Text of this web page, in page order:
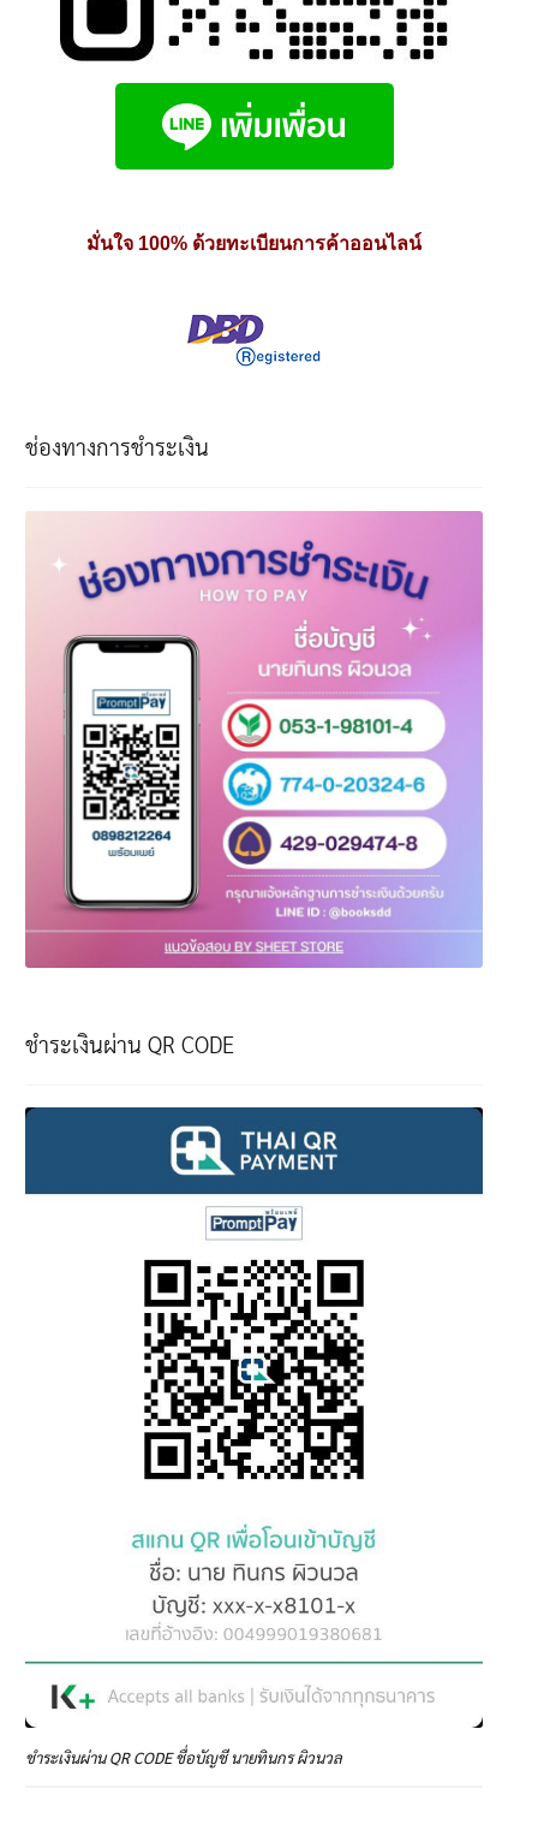
มั่นใจ 100% ด้วยทะเบียนการค้าออนไลน์
ช่องทางการชำระเงิน
ชำระเงินผ่าน QR CODE
ชำระเงินผ่าน QR CODE ชื่อบัญชี นายทินกร ผิวนวล